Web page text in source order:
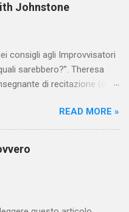
Johnstone
consigli agli Improvvisatori
sarebbero?”. Theresa
di recitazione (ed
(in California), ha posto
Keith Johnstone, chiedendo
giorno, nelle 2 settimane in
a Calgary nel 2014, per
University. Queste
READ MORE »